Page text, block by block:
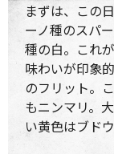
まずは、この
ーノ種のスパ
種の白。これ
味わいが印象
のフリット。
もニンマリ。
い黄色はブド